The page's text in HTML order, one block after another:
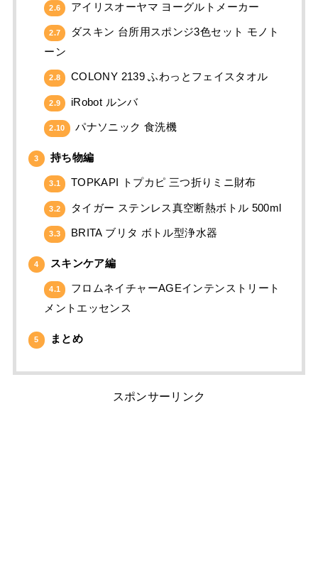
2.6 アイリスオーヤマ ヨーグルトメーカー
2.7
ダスキン 台所用スポンジ3色セット モノト
ーン
2.8 COLONY 2139 ふわっとフェイスタオル
2.9 iRobot ルンバ
2.10 パナソニック 食洗機
3 持ち物編
3.1 TOPKAPI トプカピ 三つ折りミニ財布
3.2 タイガー ステンレス真空断熱ボトル 500ml
3.3 BRITA ブリタ ボトル型浄水器
4 スキンケア編
4.1
フロムネイチャーAGEインテンストリート
メントエッセンス
5 まとめ
スポンサーリンク